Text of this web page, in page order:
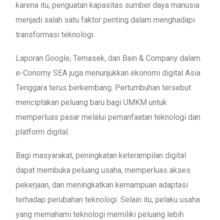
karena itu, penguatan kapasitas sumber daya manusia
menjadi salah satu faktor penting dalam menghadapi
transformasi teknologi.
Laporan Google, Temasek, dan Bain & Company dalam
e-Conomy SEA juga menunjukkan ekonomi digital Asia
Tenggara terus berkembang. Pertumbuhan tersebut
menciptakan peluang baru bagi UMKM untuk
memperluas pasar melalui pemanfaatan teknologi dan
platform digital.
Bagi masyarakat, peningkatan keterampilan digital
dapat membuka peluang usaha, memperluas akses
pekerjaan, dan meningkatkan kemampuan adaptasi
terhadap perubahan teknologi. Selain itu, pelaku usaha
yang memahami teknologi memiliki peluang lebih